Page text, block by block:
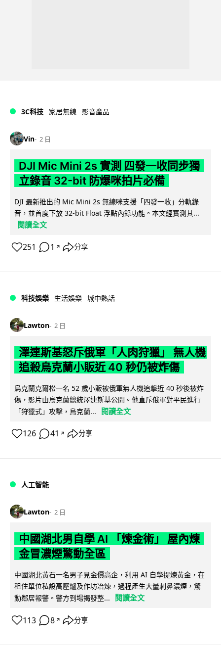
3C科技 家居無線 影音產品
Vin 2 日
DJI Mic Mini 2s 實測 四發一收同步獨
立錄音 32-bit 防爆咪拍片必備
DJI 最新推出的 Mic Mini 2s 無線咪支援「四發一收」分軌錄
音，並首度下放 32-bit Float 浮點內錄功能。本文經實測其...
閱讀全文
251 1 ↗ 分享
科技娛樂 生活娛樂 城中熱話
Lawton 2 日
澤連斯基怒斥俄軍「人肉狩獵」 無人機
追殺烏克蘭小販近 40 秒仍被炸傷
烏克蘭克爾松一名 52 歲小販被俄軍無人機追擊近 40 秒後被炸
傷，影片由烏克蘭總統澤連斯基公開。他直斥俄軍對平民進行
「狩獵式」攻擊，烏克蘭...
閱讀全文
126 41 ↗ 分享
人工智能
Lawton 2 日
中國湖北男自學 AI 「煉金術」 屋內煉
金冒濃煙驚動全區
中國湖北黃石一名男子見金價高企，利用 AI 自學提煉黃金，在
租住單位私設高壓爐及作坊冶煉，過程產生大量刺鼻濃煙，驚
動鄰居報警。警方到場揭發整...
閱讀全文
113 8 ↗ 分享